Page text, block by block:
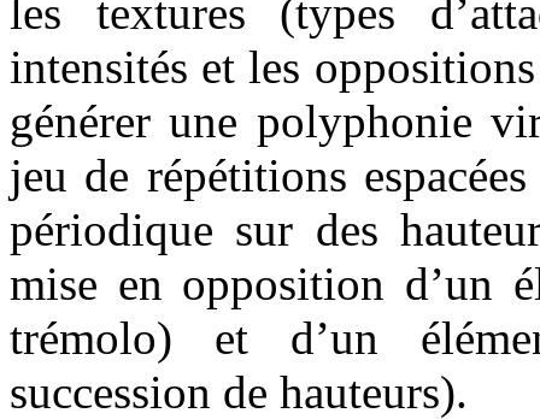
les textures (types
intensités et les
générer une polyphonie
jeu de répétitions
périodique sur des
mise en opposition d’un
trémolo) et d’un
succession de hauteurs).